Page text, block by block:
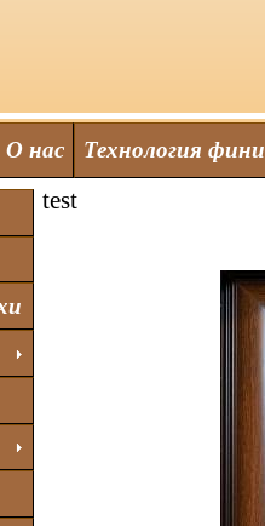
О нас Технология
test